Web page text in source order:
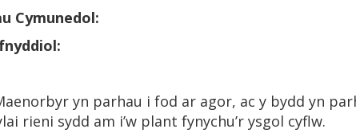
Cymunedol:
yn parhau i fod ar agor, ac y bydd yn
rieni sydd am i’w plant fynychu’r ysgol cyflw.